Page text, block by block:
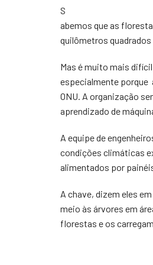
S
abemos que as
quilômetros
Mas é muito mais
especialmente porque
ONU. A organização
aprendizado de
A equipe de
condições climáticas
alimentados por
A chave, dizem eles
meio às árvores em
florestas e os